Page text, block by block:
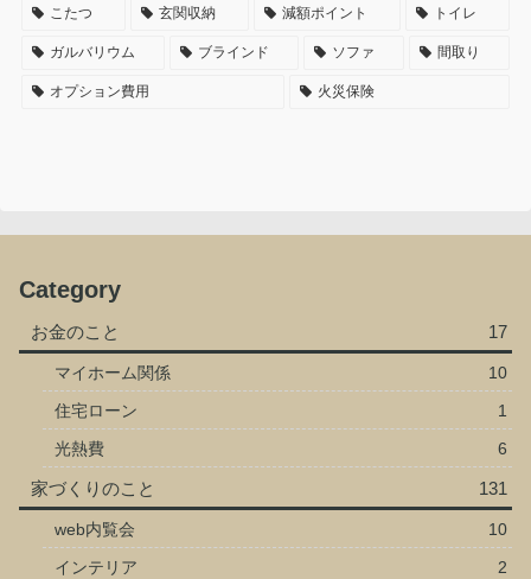
こたつ 玄関収納 減額ポイント トイレ
ガルバリウム ブラインド ソファ 間取り
オプション費用 火災保険
Category
お金のこと 17
マイホーム関係
10
住宅ローン
1
光熱費
6
家づくりのこと 131
web内覧会
10
インテリア
2